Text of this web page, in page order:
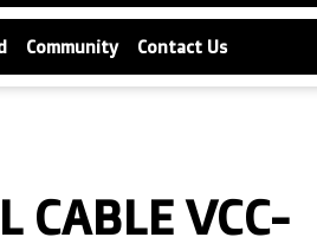
Community Contact Us
CABLE VCC-